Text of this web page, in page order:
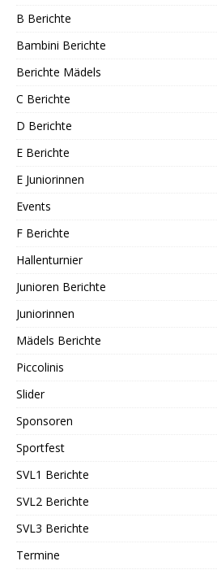
B Berichte
Bambini Berichte
Berichte Mädels
C Berichte
D Berichte
E Berichte
E Juniorinnen
Events
F Berichte
Hallenturnier
Junioren Berichte
Juniorinnen
Mädels Berichte
Piccolinis
Slider
Sponsoren
Sportfest
SVL1 Berichte
SVL2 Berichte
SVL3 Berichte
Termine